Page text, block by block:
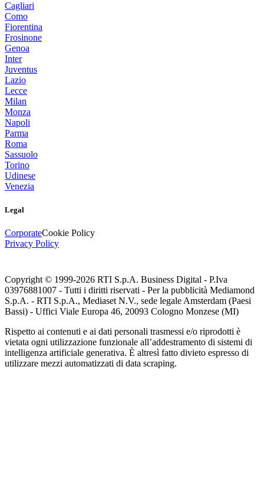
Cagliari
Como
Fiorentina
Frosinone
Genoa
Inter
Juventus
Lazio
Lecce
Milan
Monza
Napoli
Parma
Roma
Sassuolo
Torino
Udinese
Venezia
Legal
CorporateCookie Policy
Privacy Policy
Copyright © 1999-2026 RTI S.p.A. Business Digital - P.Iva
03976881007 - Tutti i diritti riservati - Per la pubblicità Mediamond
S.p.A. - RTI S.p.A., Mediaset N.V., sede legale Amsterdam (Paesi
Bassi) - Uffici Viale Europa 46, 20093 Cologno Monzese (MI)
Rispetto ai contenuti e ai dati personali trasmessi e/o riprodotti è
vietata ogni utilizzazione funzionale all’addestramento di sistemi di
intelligenza artificiale generativa. È altresì fatto divieto espresso di
utilizzare mezzi automatizzati di data scraping.